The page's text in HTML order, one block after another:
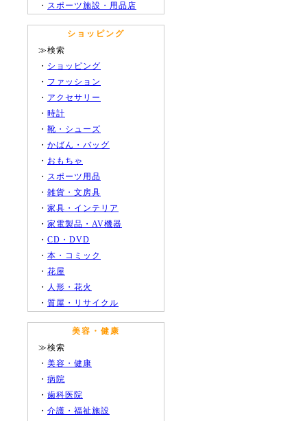
・ スポーツ施設・用品店
ショッピング
≫検索
・ ショッピング
・ ファッション
・ アクセサリー
・ 時計
・ 靴・シューズ
・ かばん・バッグ
・ おもちゃ
・ スポーツ用品
・ 雑貨・文房具
・ 家具・インテリア
・ 家電製品・AV機器
・ CD・DVD
・ 本・コミック
・ 花屋
・ 人形・花火
・ 質屋・リサイクル
美容・健康
≫検索
・ 美容・健康
・ 病院
・ 歯科医院
・ 介護・福祉施設